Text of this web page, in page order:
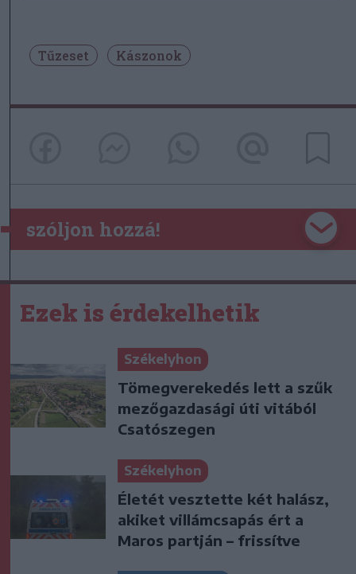
Tűzeset Kászonok
szóljon hozzá!
Ezek is érdekelhetik
Székelyhon
Tömegverekedés lett a szűk
mezőgazdasági úti vitából
Csatószegen
Székelyhon
Életét vesztette két halász,
akiket villámcsapás ért a
Maros partján – frissítve